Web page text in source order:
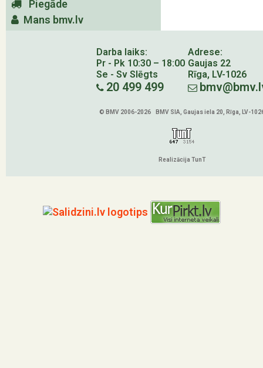
Piegāde
Mans bmv.lv
Darba laiks:
Pr - Pk 10:30 – 18:00
Se - Sv Slēgts
20 499 499
Adrese:
Gaujas 22
Rīga, LV-1026
© BMV 2006-2026 BMV SIA, Gaujas iela 20, Rīga, LV-
Realizācija TunT